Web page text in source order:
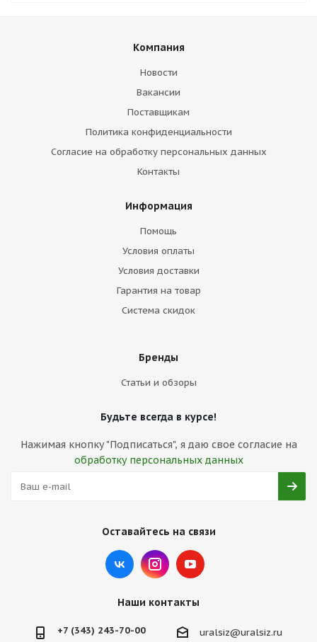
Компания
Новости
Вакансии
Поставщикам
Политика конфиденциальности
Согласие на обработку персональных данных
Контакты
Информация
Помощь
Условия оплаты
Условия доставки
Гарантия на товар
Система скидок
Бренды
Статьи и обзоры
Будьте всегда в курсе!
Нажимая кнопку "Подписаться", я даю свое согласие на
обработку персональных данных
Оставайтесь на связи
Наши контакты
+7 (343) 243-70-00 uralsiz@uralsiz.ru